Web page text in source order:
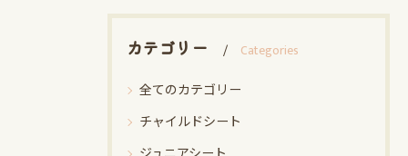
カテゴリー Categories
全てのカテゴリー
チャイルドシート